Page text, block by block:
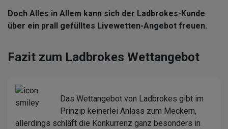
Doch Alles in Allem kann sich der Ladbrokes-Kunde
über ein prall gefülltes Livewetten-Angebot freuen.
Fazit zum Ladbrokes Wettangebot
Das Wettangebot von Ladbrokes gibt im
Prinzip keinerlei Anlass zum Meckern,
allerdings schläft die Konkurrenz ganz besonders in